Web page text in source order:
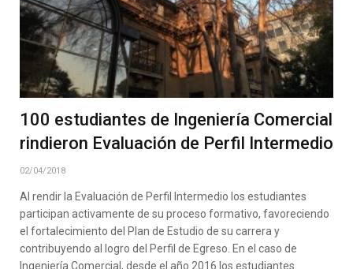
100 estudiantes de Ingeniería Comercial
rindieron Evaluación de Perfil Intermedio
02/04/2018
Al rendir la Evaluación de Perfil Intermedio los estudiantes
participan activamente de su proceso formativo, favoreciendo
el fortalecimiento del Plan de Estudio de su carrera y
contribuyendo al logro del Perfil de Egreso. En el caso de
Ingeniería Comercial, desde el año 2016 los estudiantes